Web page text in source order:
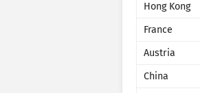
Hong Kong
France
Austria
China